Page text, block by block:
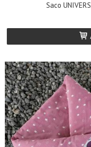
Saco